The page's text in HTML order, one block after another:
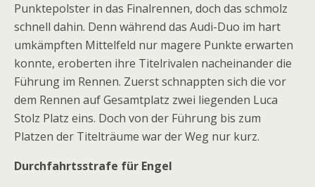
Punktepolster in das Finalrennen, doch das schmolz
schnell dahin. Denn während das Audi-Duo im hart
umkämpften Mittelfeld nur magere Punkte erwarten
konnte, eroberten ihre Titelrivalen nacheinander die
Führung im Rennen. Zuerst schnappten sich die vor
dem Rennen auf Gesamtplatz zwei liegenden Luca
Stolz Platz eins. Doch von der Führung bis zum
Platzen der Titelträume war der Weg nur kurz.
Durchfahrtsstrafe für Engel